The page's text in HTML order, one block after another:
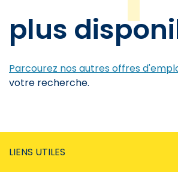
plus
Parcourez nos autres offres
votre recherche.
LIENS UTILES